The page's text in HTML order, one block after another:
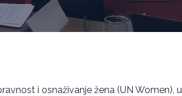
i osnaživanje žena (UN Women), u